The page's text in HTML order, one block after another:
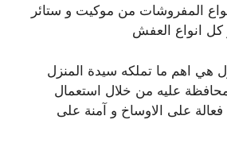
المفروشات من موكيت و ستائر
انواع العفش
هي اهم ما تملكه سيدة المنزل
عليه من خلال استعمال
على الاوساخ و آمنة على